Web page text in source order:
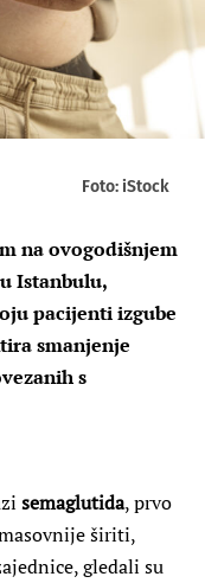
Foto: iStock
na ovogodišnjem
Istanbulu,
pacijenti izgube
smanjenje
s
semaglutida, prvo
širiti,
gledali su